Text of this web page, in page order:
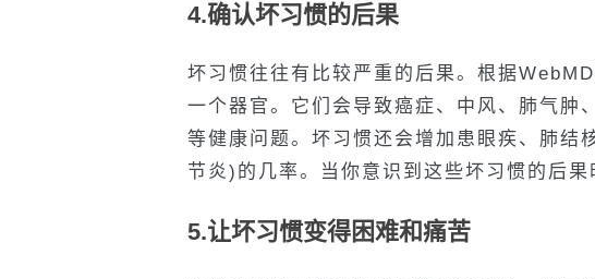
4.确认坏习惯的后果
坏习惯往往有比较严重的后果。根据
一个器官。它们会导致癌症、中风、肺气肿
等健康问题。坏习惯还会增加患眼疾、肺结
节炎)的几率。当你意识到这些坏习惯的后果
5.让坏习惯变得困难和痛苦